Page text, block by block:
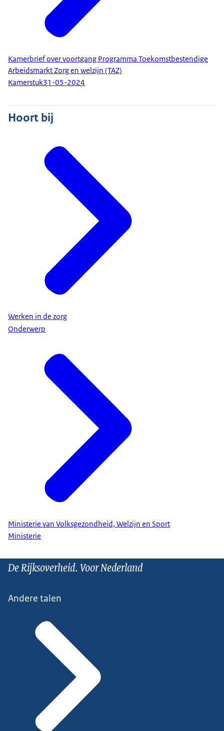
Kamerbrief over voortgang Programma Toekomstbestendige
Arbeidsmarkt Zorg en welzijn (TAZ)
Kamerstuk31-05-2024
Hoort bij
Werken in de zorg
Onderwerp
Ministerie van Volksgezondheid, Welzijn en Sport
Ministerie
De Rijksoverheid. Voor Nederland
Andere talen